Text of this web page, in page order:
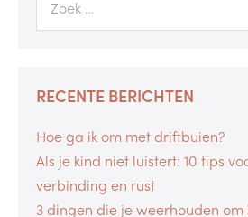
RECENTE BERICHTEN
Hoe ga ik om met driftbuien?
Als je kind niet luistert: 10 tips
verbinding en rust
3 dingen die je weerhouden